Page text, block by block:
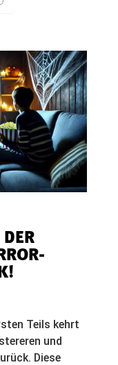
Teils kehrt
und
Diese